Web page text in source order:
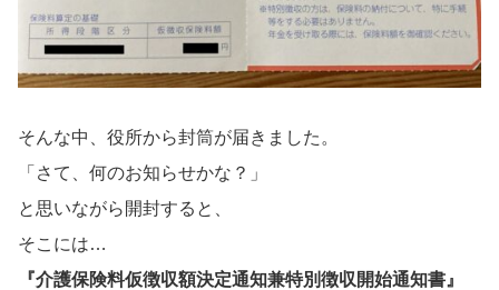
そんな中、役所から封筒が届きました。
「さて、何のお知らせかな？」
と思いながら開封すると、
そこには…
『介護保険料仮徴収額決定通知兼特別徴収開始通知書』